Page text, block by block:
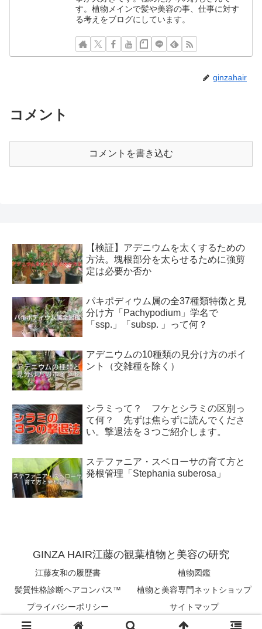
す。植物メインで髪や美容の事、仕事に対す
る考えをブログにしています。
ginzahair
コメント
コメントを書き込む
【検証】アデニウムを太くするための
方法。塊根部分を太らせるために強剪
定は必要か否か
パキポディウム属の全37種類特徴と見
分け方「Pachypodium」学名で
「ssp.」「subsp. 」って何？
アデニウムの10種類の見分け方のポイ
ント（交雑種を除く）
シラミって？ フケとシラミの区別っ
て何？ 先ずは焦らずに読んでくださ
い。撃退法を３つご紹介します。
ステファニア・スベローサの育て方と
発根管理「Stephania suberosa」
GINZA HAIR江藤の観葉植物と美容の研究
江藤友和の履歴書
植物図鑑
髪質性格診断ヘアコンパス™︎
植物と美容専門ネットショップ
プライバシーポリシー
サイトマップ